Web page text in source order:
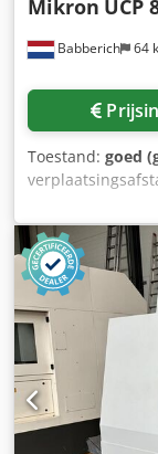
Babberich 64
Mikron UCP
Toestand: goed
,
X-as:30.000 m/
HeidenHain
lengte:
3.200 mm
600 mm
, tafel
totaalgewicht:
spil-
Isx Abkef